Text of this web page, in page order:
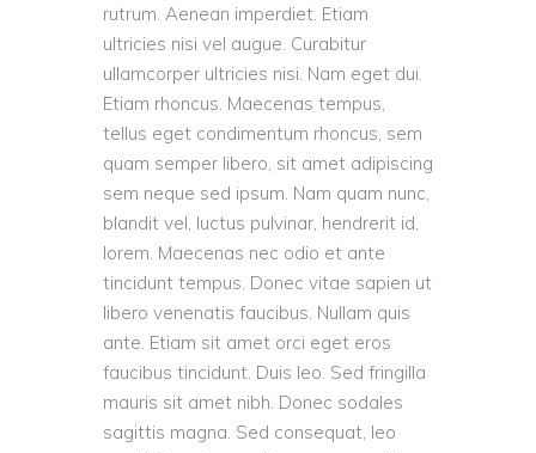
rutrum. Aenean imperdiet. Etiam
ultricies nisi vel augue. Curabitur
ullamcorper ultricies nisi. Nam eget dui.
Etiam rhoncus. Maecenas tempus,
tellus eget condimentum rhoncus, sem
quam semper libero, sit amet adipiscing
sem neque sed ipsum. Nam quam nunc,
blandit vel, luctus pulvinar, hendrerit id,
lorem. Maecenas nec odio et ante
tincidunt tempus. Donec vitae sapien ut
libero venenatis faucibus. Nullam quis
ante. Etiam sit amet orci eget eros
faucibus tincidunt. Duis leo. Sed fringilla
mauris sit amet nibh. Donec sodales
sagittis magna. Sed consequat, leo